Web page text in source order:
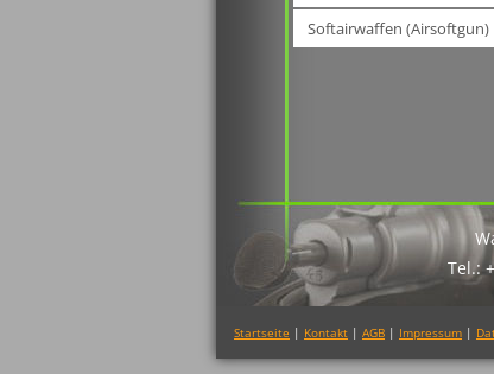
Softairwaffen (Airsoftgun)
Tel.:
Startseite | Kontakt | AGB | Impressum |